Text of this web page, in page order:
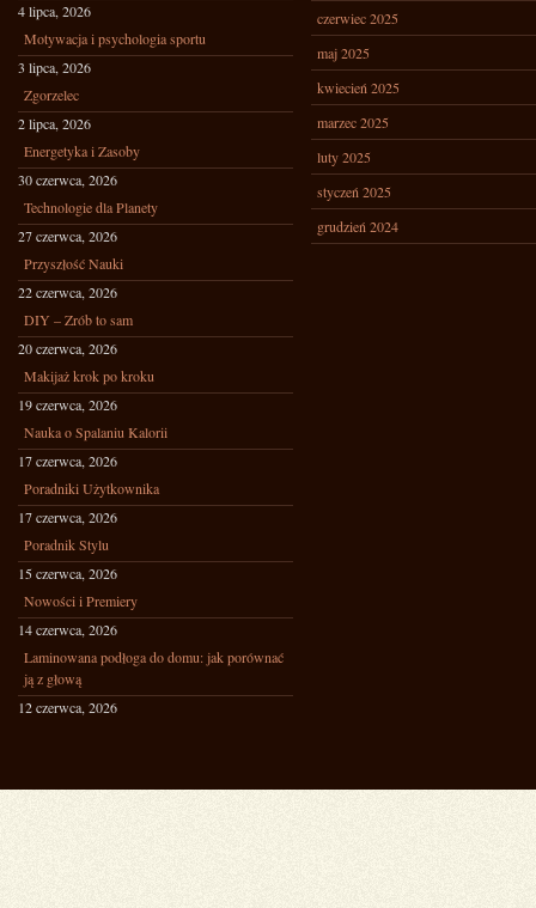
4 lipca, 2026
Motywacja i psychologia sportu
3 lipca, 2026
Zgorzelec
2 lipca, 2026
Energetyka i Zasoby
30 czerwca, 2026
Technologie dla Planety
27 czerwca, 2026
Przyszłość Nauki
22 czerwca, 2026
DIY – Zrób to sam
20 czerwca, 2026
Makijaż krok po kroku
19 czerwca, 2026
Nauka o Spalaniu Kalorii
17 czerwca, 2026
Poradniki Użytkownika
17 czerwca, 2026
Poradnik Stylu
15 czerwca, 2026
Nowości i Premiery
14 czerwca, 2026
Laminowana podłoga do domu: jak porównać
ją z głową
12 czerwca, 2026
czerwiec 2025
maj 2025
kwiecień 2025
marzec 2025
luty 2025
styczeń 2025
grudzień 2024